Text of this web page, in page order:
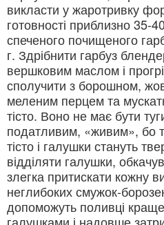
викласти у жаротривку
готовності приблизно 35-
спеченого почищеного
г. Здрібнити гарбуз
вершковим маслом і
сполучити з борошном,
меленим перцем та
тісто. Воно не має бути
податливим, «живим», бо
тісто і галушки стануть
відділяти галушки,
злегка притискати кожну
неглибоких смужок-
допоможуть поливці